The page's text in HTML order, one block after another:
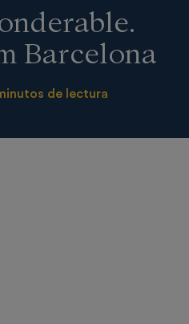
Barcelona
de lectura